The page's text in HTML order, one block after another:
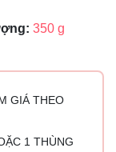
350 g
GIÁ THEO
1 THÙNG